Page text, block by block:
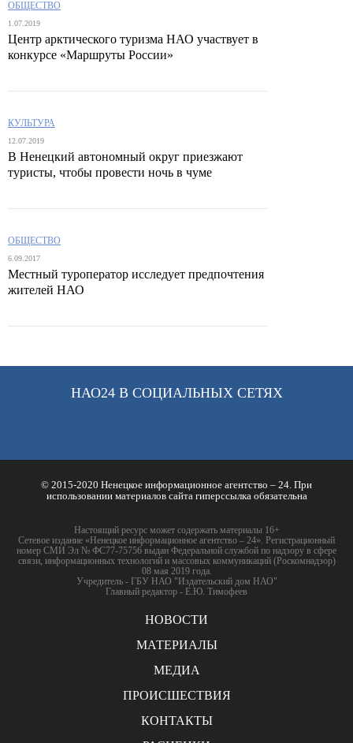
ОБЩЕСТВО
1.07.2019
Центр арктического туризма НАО участвует в
конкурсе «Маршруты России»
КУЛЬТУРА
12.07.2019
В Ненецкий автономный округ приезжают
туристы, чтобы провести ночь в чуме
ОБЩЕСТВО
6.09.2017
Местный туроператор исследует предпочтения
жителей НАО
НАО24 В СОЦИАЛЬНЫХ СЕТЯХ
© 2015-2020 Ненецкое информационное агентство – 24. При
использовании материалов сайта гиперссылка обязательна
Настоящий ресурс может содержать материалы 16+
Сетевое издание «Ненецкое информационное агентство – 24». Регистрационный
номер СМИ Эл № ФС77-75756 выдан Федеральной службой по надзору в сфере
связи, информационных технологий и массовых коммуникаций (Роскомнадзор)
08 мая 2019 года.
Учредитель - ГБУ НАО "Издательский дом НАО"
Главный редактор - Е.Ю. Тимофеев
НОВОСТИ
МАТЕРИАЛЫ
МЕДИА
ПРОИСШЕСТВИЯ
КОНТАКТЫ